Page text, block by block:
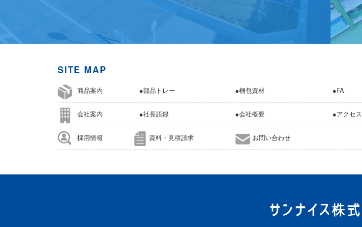
SITE MAP
商品案内 ●部品トレー ●梱包資材 ●FA
会社案内 ●社長語録 ●会社概要 ●アクセス
採用情報 資料・見積請求 お問い合わせ